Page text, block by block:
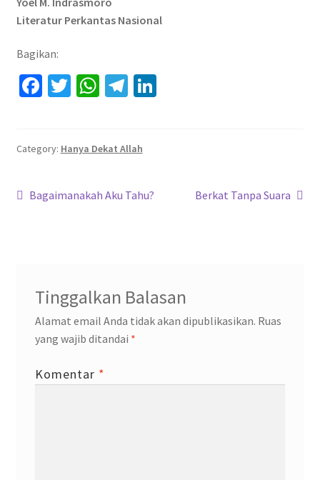
Literatur Perkantas Nasional
Bagikan:
Fa
o
k
T
er
W
sA
p
Te
a
Li
Category: Hanya Dekat Allah
Navigasi
Previous
Bagaimanakah Aku Tahu?
Next
Berkat Tanpa Suara
Tinggalkan Balasan
Alamat email Anda tidak akan dipublikasikan. Ruas
yang wajib ditandai *
Komentar *